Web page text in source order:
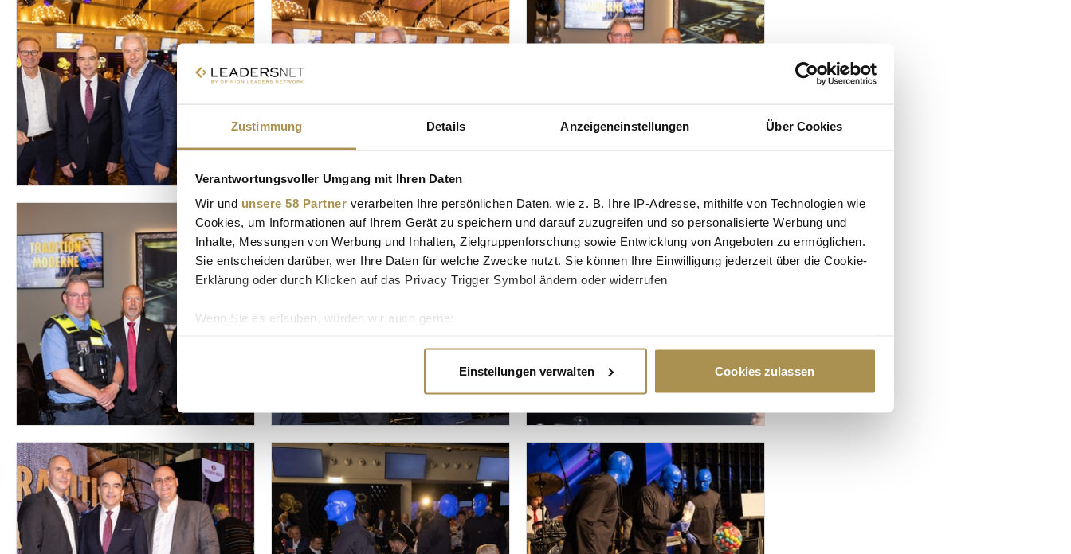
Zustimmung Details Anzeigeneinstellungen Über Cookies
Verantwortungsvoller Umgang mit Ihren Daten
Wir und unsere 58 Partner verarbeiten Ihre persönlichen Daten, wie z. B. Ihre IP-Adresse, mithilfe von Technologien wie
Cookies, um Informationen auf Ihrem Gerät zu speichern und darauf zuzugreifen und so personalisierte Werbung und
Inhalte, Messungen von Werbung und Inhalten, Zielgruppenforschung sowie Entwicklung von Angeboten zu ermöglichen.
Sie entscheiden darüber, wer Ihre Daten für welche Zwecke nutzt. Sie können Ihre Einwilligung jederzeit über die Cookie-
Erklärung oder durch Klicken auf das Privacy Trigger Symbol ändern oder widerrufen
Wenn Sie es erlauben, würden wir auch gerne:
Erfahren Sie mehr darüber, wie Ihre persönlichen Daten verarbeitet werden, und legen Sie Ihre Präferenzen im
Wir verwenden Cookies, um Inhalte und Anzeigen zu personalisieren, Funktionen für soziale Medien anbieten zu können
und die Zugriffe auf unsere Website zu analysieren. Außerdem geben wir Informationen zu Ihrer Verwendung unserer
Website an unsere Partner für soziale Medien, Werbung und Analysen weiter. Unsere Partner führen diese Informationen
möglicherweise mit weiteren Daten zusammen, die Sie ihnen bereitgestellt haben oder die sie im Rahmen Ihrer Nutzung
der Dienste gesammelt haben.
Einstellungen verwalten Cookies zulassen